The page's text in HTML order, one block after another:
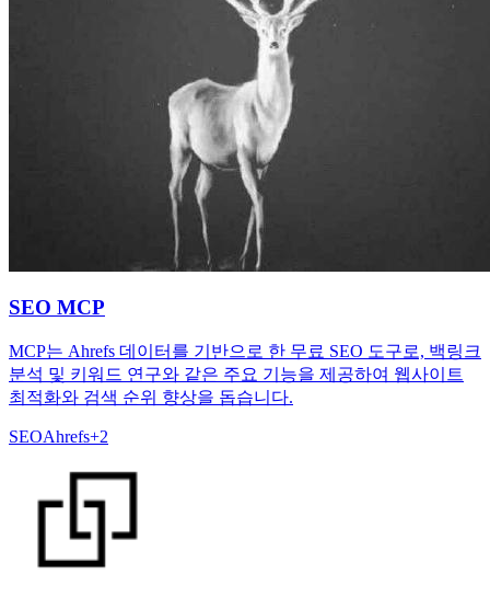
SEO MCP
MCP는 Ahrefs 데이터를 기반으로 한 무료 SEO 도구로, 백링크
분석 및 키워드 연구와 같은 주요 기능을 제공하여 웹사이트
최적화와 검색 순위 향상을 돕습니다.
SEOAhrefs+2